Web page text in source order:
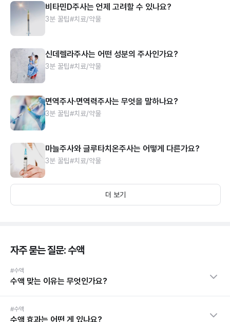
비타민D주사는 언제 고려할 수 있나요?
3분 꿀팁#치료/약물
신데렐라주사는 어떤 성분의 주사인가요?
3분 꿀팁#치료/약물
면역주사·면역력주사는 무엇을 말하나요?
3분 꿀팁#치료/약물
마늘주사와 글루타치온주사는 어떻게 다른가요?
3분 꿀팁#치료/약물
더 보기
자주 묻는 질문: 수액
#수액
수액 맞는 이유는 무엇인가요?
#수액
수액 효과는 어떤 게 있나요?